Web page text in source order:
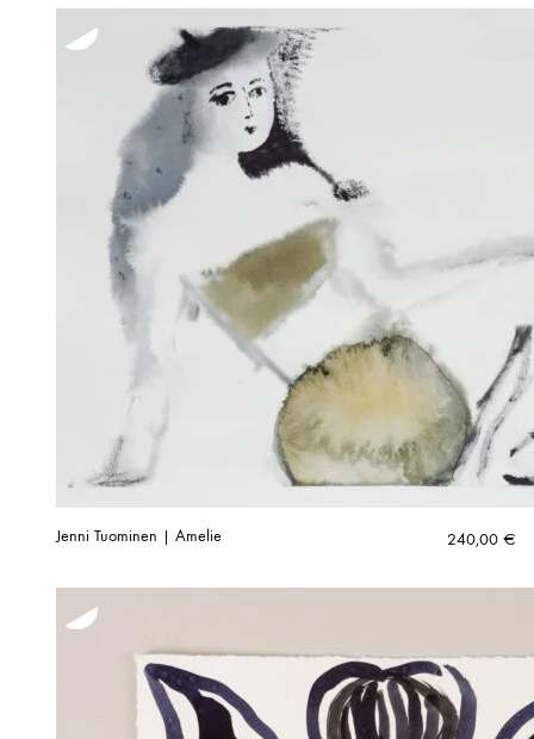
Jenni Tuominen | Amelie 240,00 €